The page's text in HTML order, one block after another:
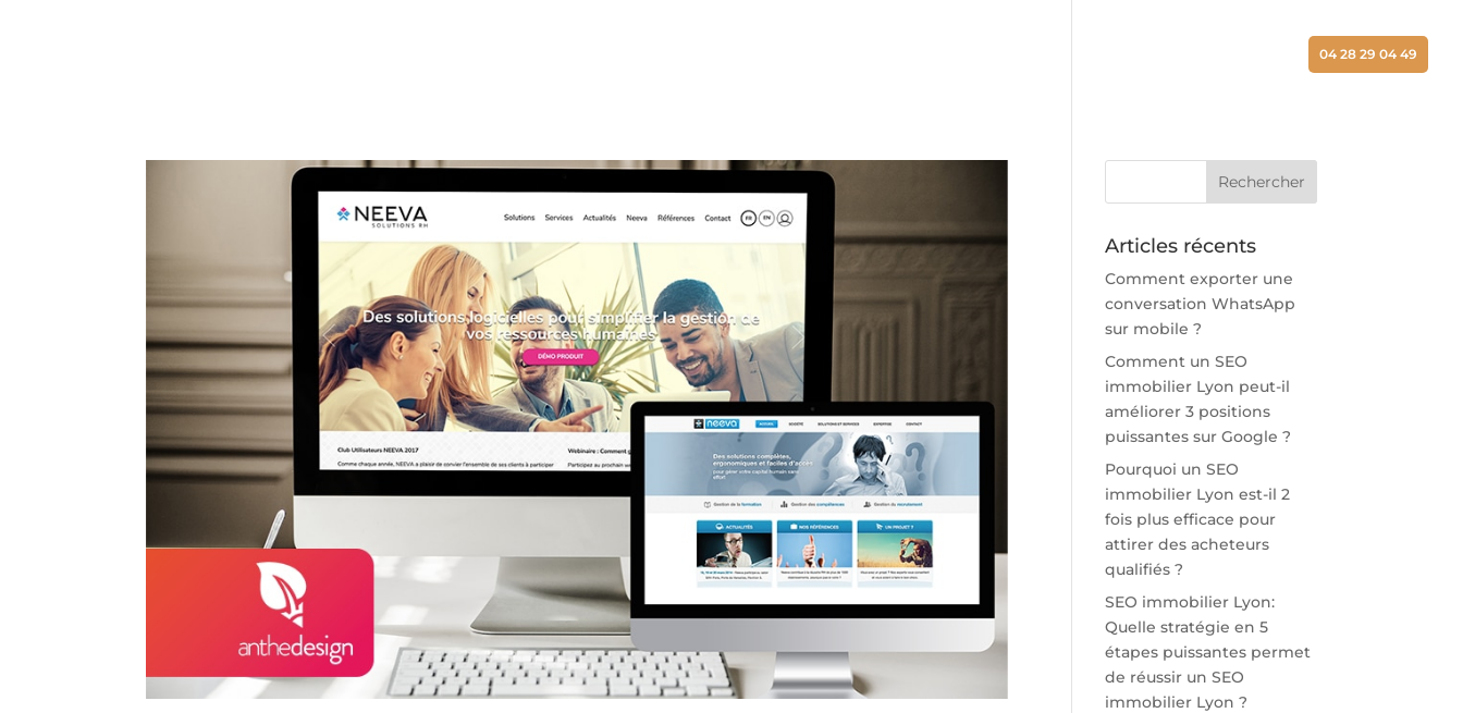
04 28 29 04 49
Articles récents
Comment exporter une
conversation WhatsApp
sur mobile ?
Comment un SEO
immobilier Lyon peut-il
améliorer 3 positions
puissantes sur Google ?
Pourquoi un SEO
immobilier Lyon est-il 2
fois plus efficace pour
attirer des acheteurs
qualifiés ?
SEO immobilier Lyon:
Quelle stratégie en 5
étapes puissantes permet
de réussir un SEO
immobilier Lyon ?